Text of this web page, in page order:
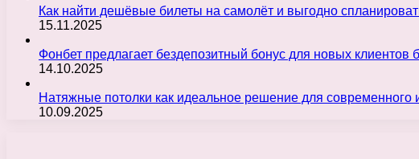
Как найти дешёвые билеты на самолёт и выгодно
15.11.2025
Фонбет предлагает бездепозитный бонус для новых клиентов
14.10.2025
Натяжные потолки как идеальное решение для современного
10.09.2025